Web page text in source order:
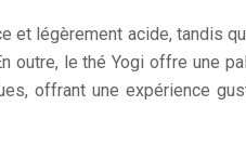
légèrement acide, tandis
outre, le thé Yogi offre une
offrant une expérience